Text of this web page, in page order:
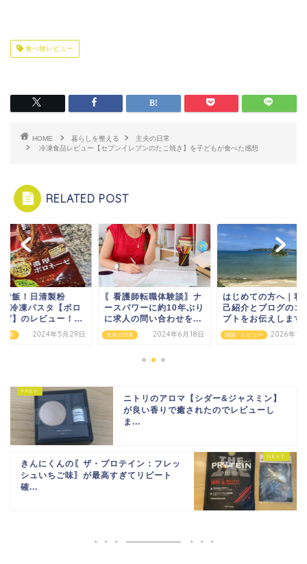
食べ物レビュー
HOME 暮らしを整える
主夫の日常
冷凍食品レビュー【セブンイレブンのたこ焼き】を子どもが食べた感想
RELATED POST
日常
夕飯！日清製粉
冷凍パスタ【ボロ
ゼ】のレビュー！...
2024年5月29日 主夫の日常
〖看護師転職体験談〗ナ
ースパワーに約10年ぶり
に求人の問い合わせを...
2024年6月18日 雑談・レビュー
はじめての方へ｜私
己紹介とブログのコ
プトをお伝えします
2026年1
ニトリのアロマ【シダー&ジャスミン】
が良い香りで癒されたのでレビューし
ま...
きんにくんの〖ザ・プロテイン：フレッ
シュいちご味〗が最高すぎてリピート
確...